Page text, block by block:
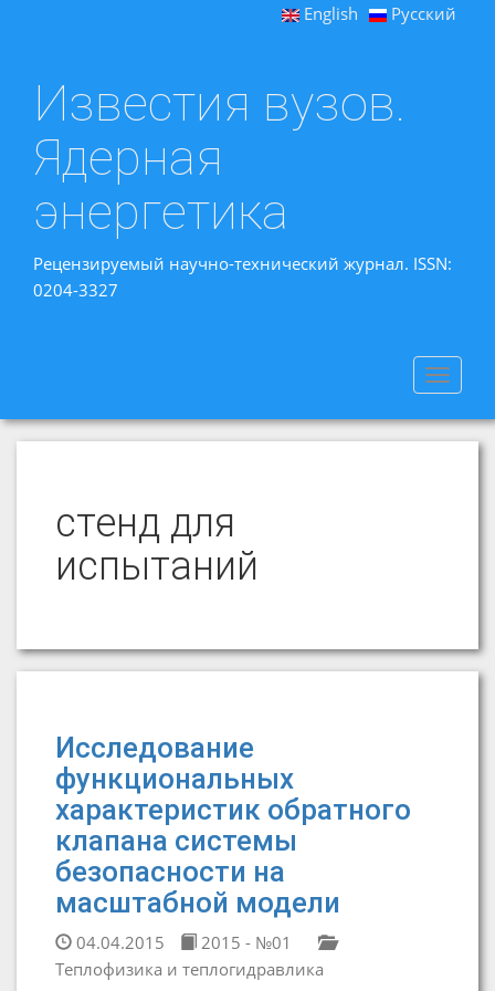
English Русский
Известия вузов.
Ядерная
энергетика
Рецензируемый научно-технический журнал. ISSN:
0204-3327
Toggle
стенд для
испытаний
Исследование
функциональных
характеристик обратного
клапана системы
безопасности на
масштабной модели
04.04.2015
2015 - №01
Теплофизика и теплогидравлика